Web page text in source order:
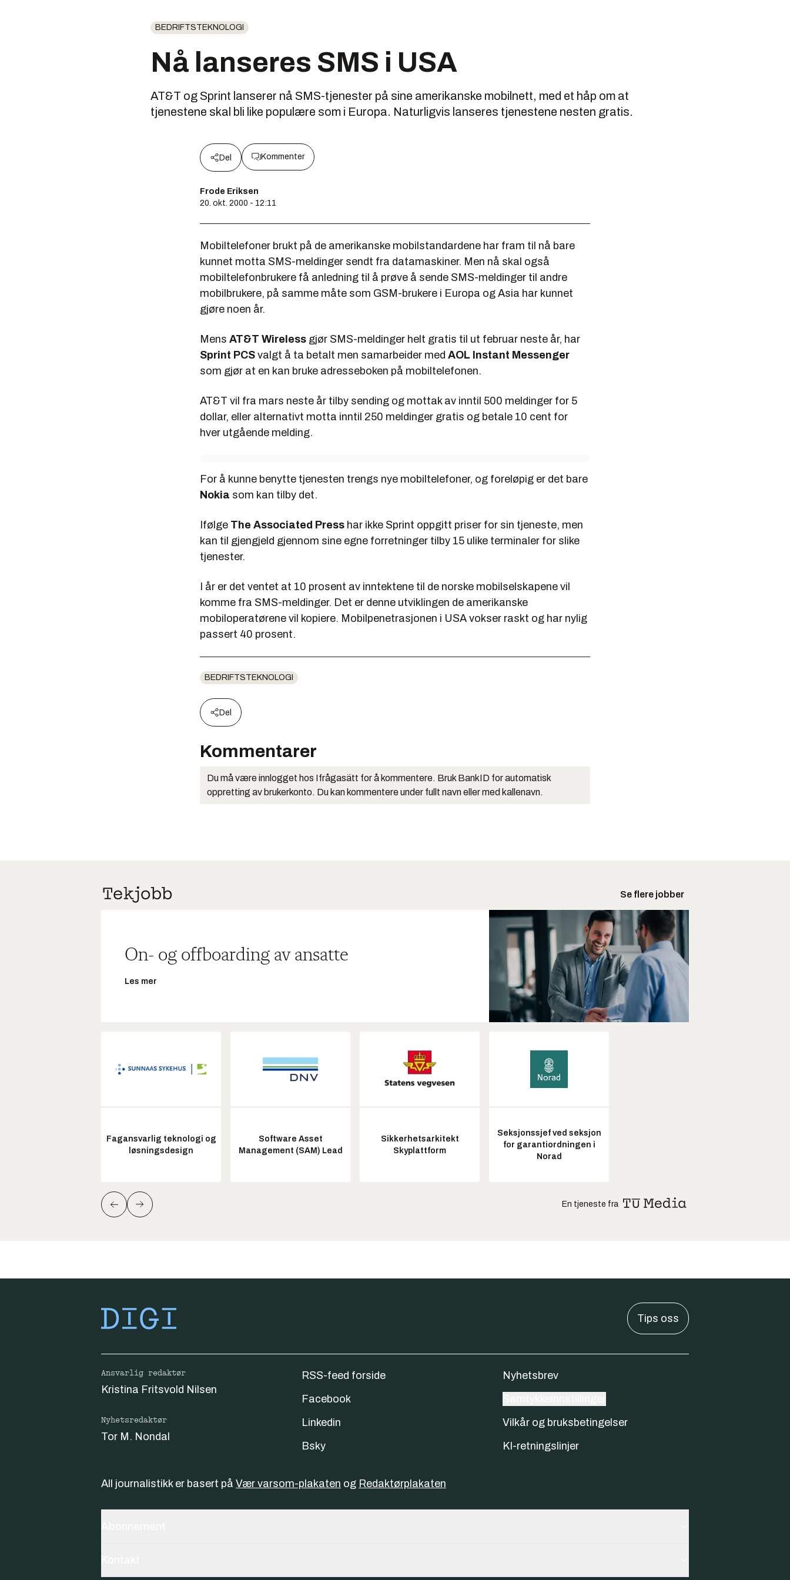
BEDRIFTSTEKNOLOGI
Nå lanseres SMS i USA
AT&T og Sprint lanserer nå SMS-tjenester på sine amerikanske mobilnett, med et håp om at
tjenestene skal bli like populære som i Europa. Naturligvis lanseres tjenestene nesten gratis.
Del Kommenter
Frode Eriksen
20. okt. 2000 - 12:11
Mobiltelefoner brukt på de amerikanske mobilstandardene har fram til nå bare
kunnet motta SMS-meldinger sendt fra datamaskiner. Men nå skal også
mobiltelefonbrukere få anledning til å prøve å sende SMS-meldinger til andre
mobilbrukere, på samme måte som GSM-brukere i Europa og Asia har kunnet
gjøre noen år.
Mens AT&T Wireless gjør SMS-meldinger helt gratis til ut februar neste år, har
Sprint PCS valgt å ta betalt men samarbeider med AOL Instant Messenger
som gjør at en kan bruke adresseboken på mobiltelefonen.
AT&T vil fra mars neste år tilby sending og mottak av inntil 500 meldinger for 5
dollar, eller alternativt motta inntil 250 meldinger gratis og betale 10 cent for
hver utgående melding.
For å kunne benytte tjenesten trengs nye mobiltelefoner, og foreløpig er det bare
Nokia som kan tilby det.
Ifølge The Associated Press har ikke Sprint oppgitt priser for sin tjeneste, men
kan til gjengjeld gjennom sine egne forretninger tilby 15 ulike terminaler for slike
tjenester.
I år er det ventet at 10 prosent av inntektene til de norske mobilselskapene vil
komme fra SMS-meldinger. Det er denne utviklingen de amerikanske
mobiloperatørene vil kopiere. Mobilpenetrasjonen i USA vokser raskt og har nylig
passert 40 prosent.
BEDRIFTSTEKNOLOGI
Del
Kommentarer
Du må være innlogget hos Ifrågasätt for å kommentere. Bruk BankID for automatisk
oppretting av brukerkonto. Du kan kommentere under fullt navn eller med kallenavn.
Se flere jobber
On- og offboarding av ansatte
Les mer
Fagansvarlig teknologi og
løsningsdesign
Software Asset
Management (SAM) Lead
Sikkerhetsarkitekt
Skyplattform
Seksjonssjef ved seksjon
for garantiordningen i
Norad
En tjeneste fra
Tips oss
Ansvarlig redaktør
Kristina Fritsvold Nilsen
Nyhetsredaktør
Tor M. Nondal
RSS-feed forside
Facebook
Linkedin
Bsky
Nyhetsbrev
Vilkår og bruksbetingelser
KI-retningslinjer
All journalistikk er basert på Vær varsom-plakaten og Redaktørplakaten